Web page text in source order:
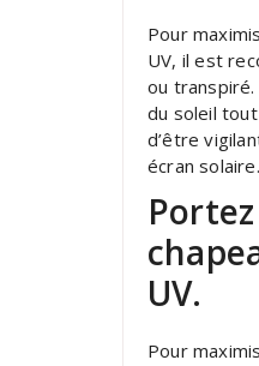
Pour
UV, il est
ou
du soleil
d’être
écran solaire.
UV.
Pour